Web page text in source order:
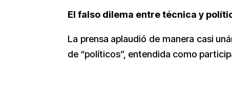
El falso dilema entre técnica y
La prensa aplaudió de manera casi
de “políticos”, entendida como